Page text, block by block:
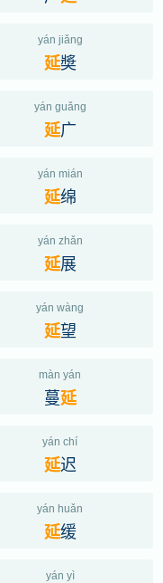
yán jiǎng
延奬
yán guǎng
延广
yán mián
延绵
yán zhǎn
延展
yán wàng
延望
màn yán
蔓延
yán chí
延迟
yán huǎn
延缓
yán yì